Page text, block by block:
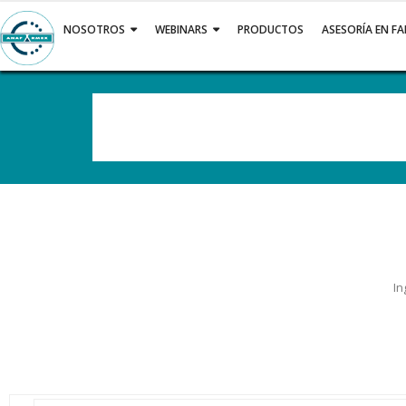
Saltar
al
contenido
NOSOTROS WEBINARS PRODUCTOS ASESORÍA EN